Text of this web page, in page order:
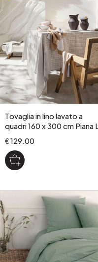
Tovaglia in lino lavato a
quadri 160 x 300 cm Piana
€ 129.00